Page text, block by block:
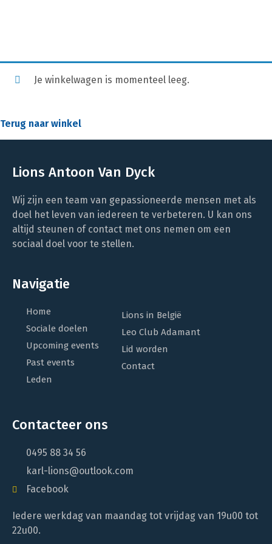
Je winkelwagen is momenteel leeg.
Terug naar winkel
Lions Antoon Van Dyck
Wij zijn een team van gepassioneerde mensen met als
doel het leven van iedereen te verbeteren. U kan ons
altijd steunen of contact met ons nemen om een
sociaal doel voor te stellen.
Navigatie
Home
Sociale doelen
Upcoming events
Past events
Leden
Lions in België
Leo Club Adamant
Lid worden
Contact
Contacteer ons
0495 88 34 56
karl-lions@outlook.com
Facebook
Iedere werkdag van maandag tot vrijdag van 19u00 tot
22u00.